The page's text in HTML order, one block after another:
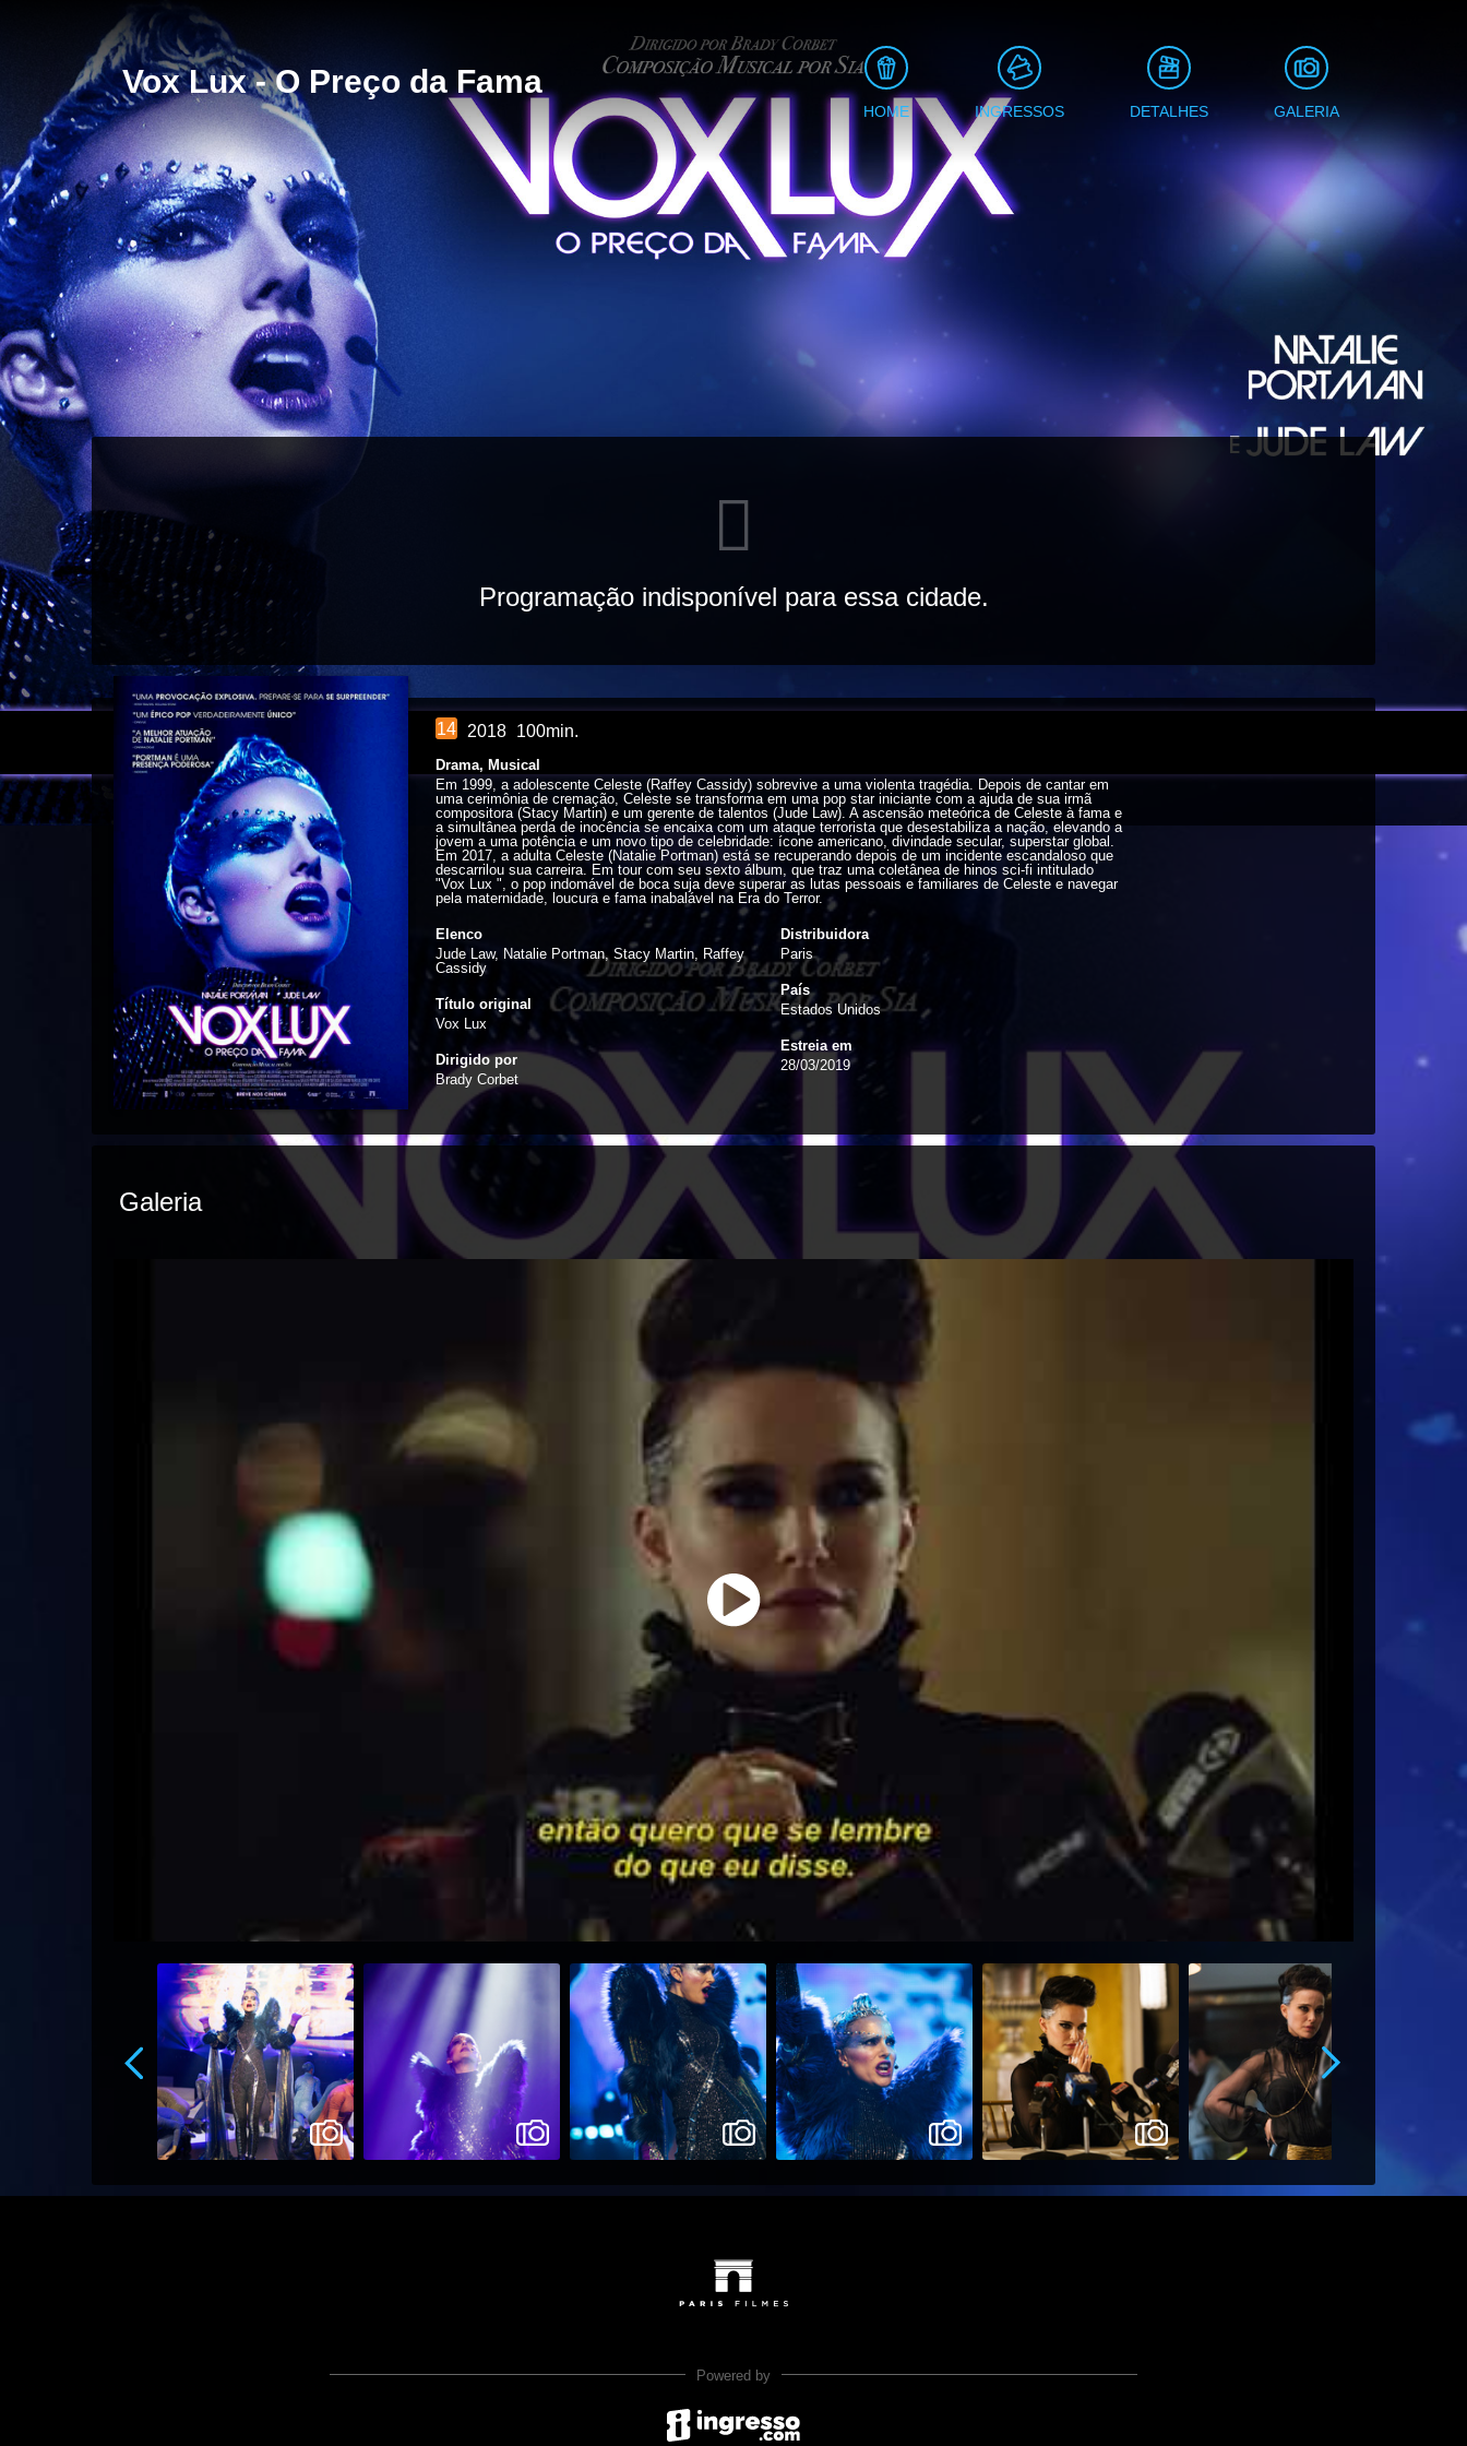
Vox Lux - O Preço da Fama
HOME INGRESSOS DETALHES GALERIA
Programação indisponível para essa cidade.
14 2018 100min.
Drama, Musical
Em 1999, a adolescente Celeste (Raffey Cassidy) sobrevive a uma violenta tragédia. Depois de cantar em
uma cerimônia de cremação, Celeste se transforma em uma pop star iniciante com a ajuda de sua irmã
compositora (Stacy Martin) e um gerente de talentos (Jude Law). A ascensão meteórica de Celeste à fama e
a simultânea perda de inocência se encaixa com um ataque terrorista que desestabiliza a nação, elevando a
jovem a uma potência e um novo tipo de celebridade: ícone americano, divindade secular, superstar global.
Em 2017, a adulta Celeste (Natalie Portman) está se recuperando depois de um incidente escandaloso que
descarrilou sua carreira. Em tour com seu sexto álbum, que traz uma coletânea de hinos sci-fi intitulado
"Vox Lux ", o pop indomável de boca suja deve superar as lutas pessoais e familiares de Celeste e navegar
pela maternidade, loucura e fama inabalável na Era do Terror.
Elenco
Jude Law, Natalie Portman, Stacy Martin, Raffey
Cassidy
Título original
Vox Lux
Dirigido por
Brady Corbet
Distribuidora
Paris
País
Estados Unidos
Estreia em
28/03/2019
Galeria
Powered by